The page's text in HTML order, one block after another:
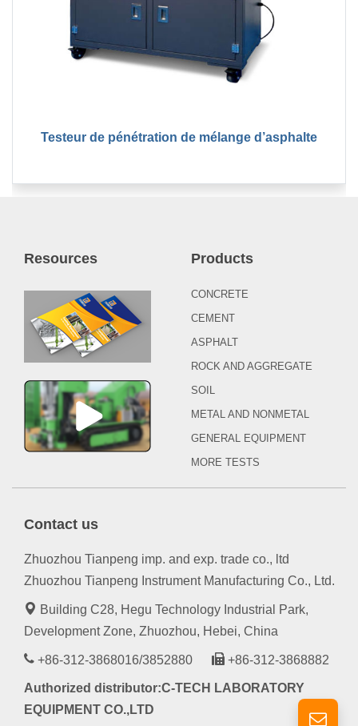
Testeur de pénétration de mélange d’asphalte
Resources Products
CONCRETE
CEMENT
ASPHALT
ROCK AND AGGREGATE
SOIL
METAL AND NONMETAL
GENERAL EQUIPMENT
MORE TESTS
Contact us
Zhuozhou Tianpeng imp. and exp. trade co., ltd
Zhuozhou Tianpeng Instrument Manufacturing Co., Ltd.
Building C28, Hegu Technology Industrial Park,
Development Zone, Zhuozhou, Hebei, China
+86-312-3868016/3852880 +86-312-3868882
Authorized distributor:C-TECH LABORATORY
EQUIPMENT CO.,LTD